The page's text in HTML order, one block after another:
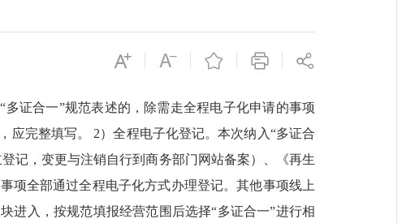
证合一”规范表述的，除需走全程电子化申请的事项
应完整填写。 2）全程电子化登记。本次纳入“多证合
记，变更与注销自行到商务部门网站备案）、《再生
项全部通过全程电子化方式办理登记。其他事项线上
进入，按规范填报经营范围后选择“多证合一”进行相